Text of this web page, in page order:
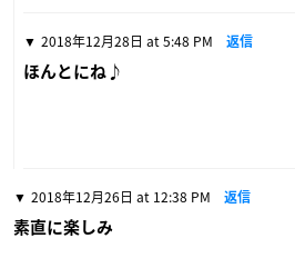
2018年12月28日 at 5:48 PM 返信
ほんとにね♪
2018年12月26日 at 12:38 PM 返信
素直に楽しみ